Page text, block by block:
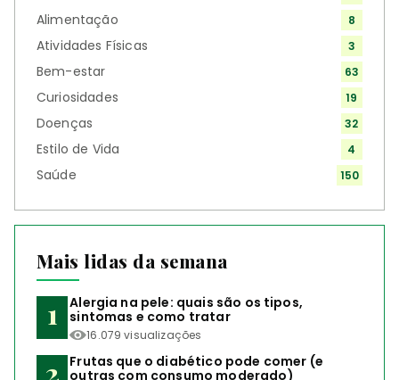
Alimentação 8
Atividades Físicas 3
Bem-estar 63
Curiosidades 19
Doenças 32
Estilo de Vida 4
Saúde 150
Mais lidas da semana
Alergia na pele: quais são os tipos,
sintomas e como tratar
16.079 visualizações
Frutas que o diabético pode comer (e
outras com consumo moderado)